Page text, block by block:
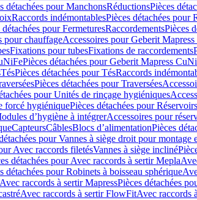
détachées pour ManchonsRéductionsPièces
Raccords indémontablesPièces détachées pour
détachées pour FermeturesRaccordementsPièces
pour chauffageAccessoires pour Geberit
Fixations pour tubesFixations de raccordements
Pièces détachées pour Geberit Mapress
TésPièces détachées pour TésRaccords
Pièces détachées pour Traversées
pour Unités de rinçage hygiéniques
forcé hygiéniquePièces détachées pour
d’hygiène à intégrerAccessoires pour
CapteursCâblesBlocs d’alimentationPièces
pour Vannes à siège droit pour montage
Avec raccords filetésVannes à siège incliné
détachées pour Avec raccords à sertir Mepla
détachées pour Robinets à boisseau sphérique
Avec raccords à sertir MapressPièces détachées
Avec raccords à sertir FlowFitAvec raccords